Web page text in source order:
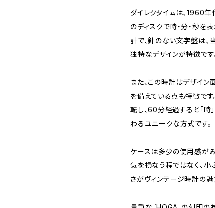
ダイレクタイムは、1960
のディスクで時・分・秒を
計で、針のない文字盤は、
独特なデザインが特徴です
また、この時計はデザイン
を備えている点も特徴です
転し、60分経過すると「時
わるユニークな方式です。
ケースは多少の使用感が
気を損なう程ではなく、小
さがヴィンテージ時計の魅